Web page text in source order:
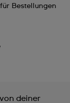
Bestellungen
deiner